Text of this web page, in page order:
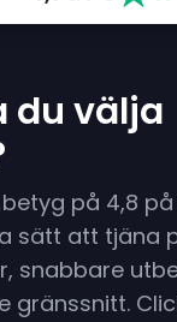
du välja
på 4,8
sätt att tjäna
snabbare
gränssnitt.